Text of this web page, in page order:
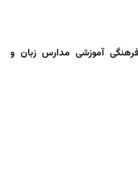
آموزشی مدارس زبان و